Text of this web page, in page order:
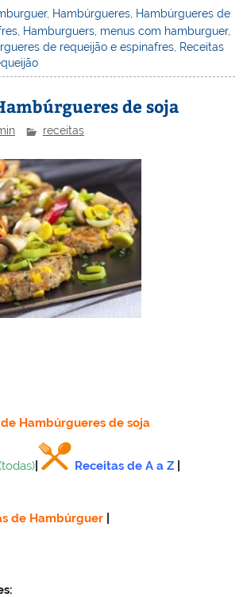
itt
er
ai
l
h
o
ai
t
ar
e
, Hambúrgueres, Hambúrgueres de
Hamburguers menus com hamburguer,
de requeijão e espinafres Receitas
de soja
receitas
de Hambúrgueres de soja
Receitas de A a Z
de Hambúrguer